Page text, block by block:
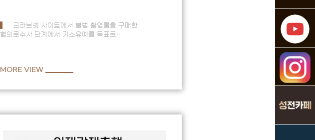
크라브넷 사이트에서 불법 촬영물을 구매한
혐의로수사 단계에서 기소유예를 목표로
MORE VIEW